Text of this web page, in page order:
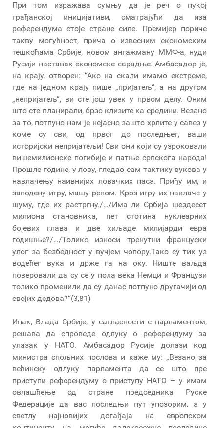
При том изражава сумњу да је реч о пукој
грађанској иницијативи, сматрајући да иза
реферeндума стоје стране силе. Премијер пориче
такву могућност, прича о извесним економским
тешкоћама Србије, новом ангажману ММФ-а, нуди
Русији наставак економске сарадње. Амбасадор је,
на крају, отворен: “Ако на скали имамо екстреме,
где на једном крају пише „пријатељ“, а на другом
„непријатељ“, ви сте још увек у првом делу. Оним
што сте планирали, брзо клизите ка средини. Везано
за то, потпуно нам је нејасно зашто хрлите у савез у
коме су сви, од првог до последњег, ваши
историјски непријатељи! Сви они који су узроковали
вишемилионске погибије и патње српскога народа!
Прошле године, у лову, гледао сам тактику вукова у
навлачењу наивнијих ловачких паса. Приђу им, и
заподену игру, машу репом. Кроз игру их навлаче у
шуму, где их растргну./…/Има ли Србија шездесет
милиона становника, пет стотина нуклеарних
бојевих глава и две хиљаде милијарди евра
годишње?/…/Толико износи тренутни француски
улог за безбедност у вучјем чопору.Тако су тик уз
водећег вука и држе га на оку. Ниште ваљда
поверовали да су се у пола века Немци и Французи
толико променили да су данас потпуно другачији од
својих дедова?“(3,81)
Ипак, Влада Србије, у сагласности с парламентом,
решава да спроведе одлуку о референдуму за
улазак у НАТО. Амбасадор Русије долази код
министра спољних послова и каже му: „Везано за
већинску одлуку парламента да се што пре
приступи референдуму о приступу НАТО – у имам
овлашћење од стране председника Руске
Федерације да вас последњи пут упозорим, а у
светлу најновијих догађаја на европском